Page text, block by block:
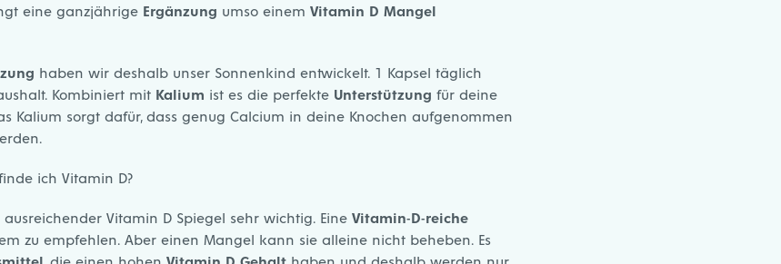
eine ganzjährige Ergänzung umso einem Vitamin D Mangel
haben wir deshalb unser Sonnenkind entwickelt. 1 Kapsel täglich
Kombiniert mit Kalium ist es die perfekte Unterstützung für deine
Kalium sorgt dafür, dass genug Calcium in deine Knochen aufgenommen
ich Vitamin D?
Vitamin D Spiegel sehr wichtig. Eine Vitamin-D-reiche
zu empfehlen. Aber einen Mangel kann sie alleine nicht beheben. Es
, die einen hohen Vitamin D Gehalthaben und deshalb werden nur